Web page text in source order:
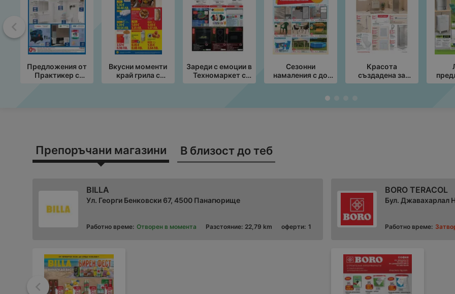
Назад
Предложения от
Практикер с
валидност до
Вкусни моменти
край грила с
ЛИДЛ
Зареди с емоции в
Техномаркет с
предложения с
Сезонни
намаления с до
-60% в ТеМах
Красота
създадена за
Вашия комфорт с
30.08.2026
Препоръчани магазини В близост до теб
BILLA
Ул. Георги Бенковски 67, 4500 Панагюрище
Работно време: Отворен в момента Разстояние: 22,79 km оферти: 1
BORO TERACOL
Бул. Джавахарлал
Работно време: